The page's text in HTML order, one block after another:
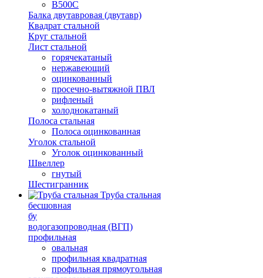
В500С
Балка двутавровая (двутавр)
Квадрат стальной
Круг стальной
Лист стальной
горячекатаный
нержавеющий
оцинкованный
просечно-вытяжной ПВЛ
рифленый
холоднокатаный
Полоса стальная
Полоса оцинкованная
Уголок стальной
Уголок оцинкованный
Швеллер
гнутый
Шестигранник
Труба стальная
бесшовная
бу
водогазопроводная (ВГП)
профильная
овальная
профильная квадратная
профильная прямоугольная